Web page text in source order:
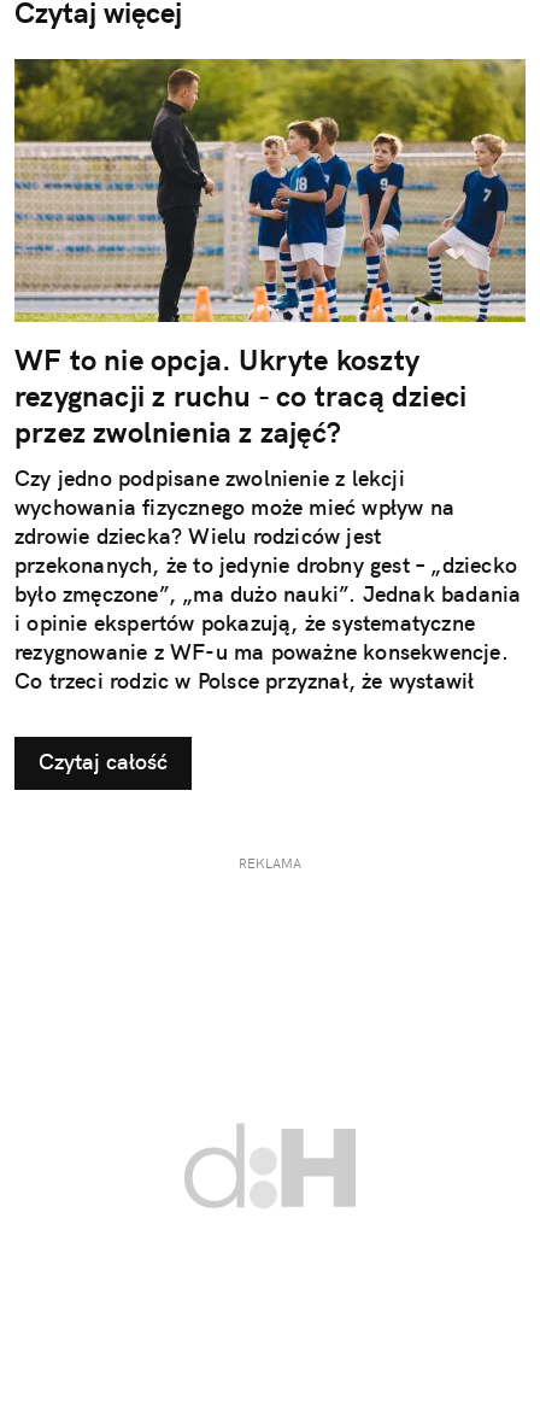
Czytaj więcej
WF to nie opcja. Ukryte koszty
rezygnacji z ruchu - co tracą dzieci
przez zwolnienia z zajęć?
Czy jedno podpisane zwolnienie z lekcji
wychowania fizycznego może mieć wpływ na
zdrowie dziecka? Wielu rodziców jest
przekonanych, że to jedynie drobny gest – „dziecko
było zmęczone”, „ma dużo nauki”. Jednak badania
i opinie ekspertów pokazują, że systematyczne
rezygnowanie z WF-u ma poważne konsekwencje.
Co trzeci rodzic w Polsce przyznał, że wystawił
ruchowych. Ta pozornie niewinna decyzja w
dłuższej perspektywie odbiera najmłodszym szansę
na prawidłowy rozwój i budowanie odporności, a
ujawniają się dopiero w dorosłym życiu.
Czytaj całość
REKLAMA